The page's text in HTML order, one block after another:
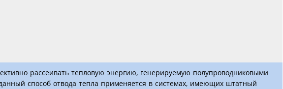
рассеивать тепловую энергию, генерируемую полупроводниковыми
способ отвода тепла применяется в системах, имеющих штатный